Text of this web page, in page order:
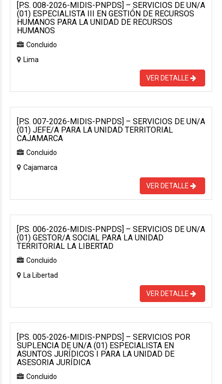
[P.S. 008-2026-MIDIS-PNPDS] – SERVICIOS DE UN/A
(01) ESPECIALISTA III EN GESTIÓN DE RECURSOS
HUMANOS PARA LA UNIDAD DE RECURSOS
HUMANOS
Concluido
Lima
VER DETALLE
[P.S. 007-2026-MIDIS-PNPDS] – SERVICIOS DE UN/A
(01) JEFE/A PARA LA UNIDAD TERRITORIAL
CAJAMARCA
Concluido
Cajamarca
VER DETALLE
[P.S. 006-2026-MIDIS-PNPDS] – SERVICIOS DE UN/A
(01) GESTOR/A SOCIAL PARA LA UNIDAD
TERRITORIAL LA LIBERTAD
Concluido
La Libertad
VER DETALLE
[P.S. 005-2026-MIDIS-PNPDS] – SERVICIOS POR
SUPLENCIA DE UN/A (01) ESPECIALISTA EN
ASUNTOS JURÍDICOS I PARA LA UNIDAD DE
ASESORIA JURÍDICA
Concluido